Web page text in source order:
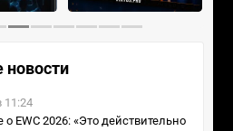
новости
11:24
о EWC 2026: «Это действительно